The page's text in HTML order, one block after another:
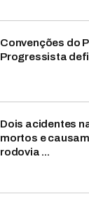
Convenções do
Progressista
Dois acidentes
mortos e
rodovia ...